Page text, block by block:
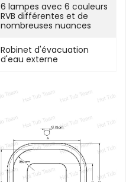
6 lampes avec 6 couleurs
RVB différentes et de
nombreuses nuances
Robinet d'évacuation
d'eau externe